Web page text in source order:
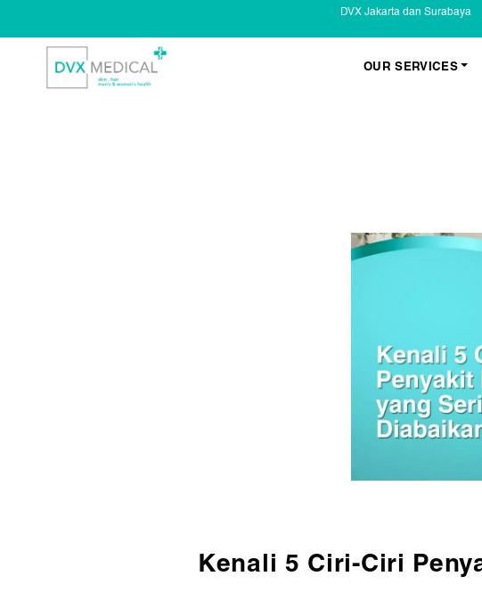
DVX Jakarta dan Surabaya
OUR SERVICES
Eczema
Masalah
Infeksi
Keluhan
Non
Kenali 5 Ciri-Ciri